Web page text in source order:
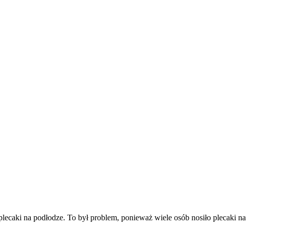
na podłodze. To był problem, ponieważ wiele osób nosiło plecaki na